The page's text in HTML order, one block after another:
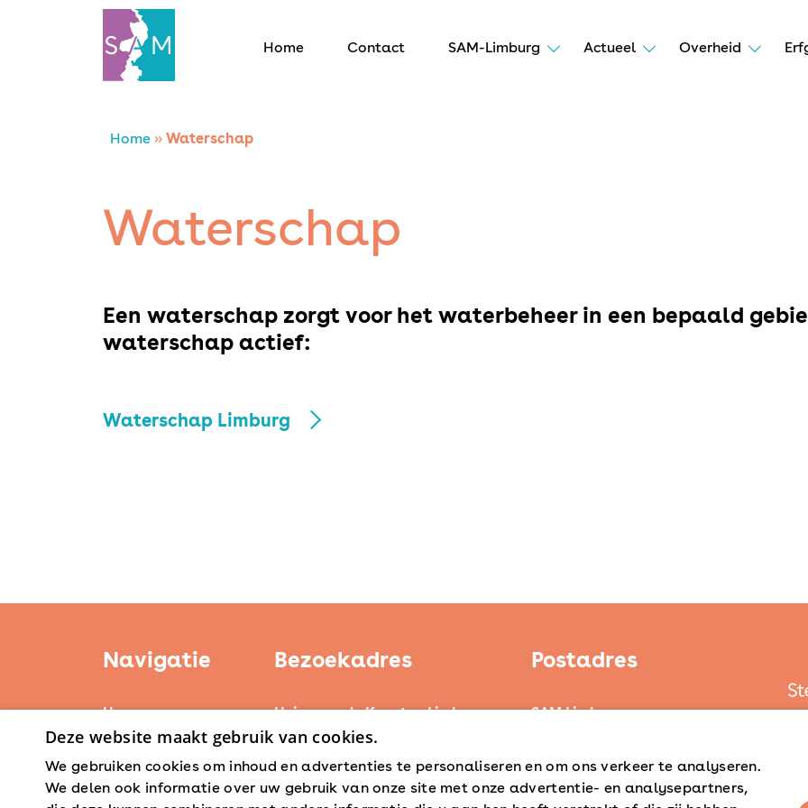
Home Contact SAM-Limburg Actueel Overheid
Home
Contact
SAM Limburg
Actueel
Overheid
Erfgoed
Home » Waterschap
Waterschap
Een waterschap zorgt voor het waterbeheer in een bepaald
waterschap actief:
Waterschap Limburg
Navigatie
Home
Kerntaken
Actueel
Erfgoedbeleid
Bezoekadres
Huis voor de Kunsten Limburg
Weerstand Roermond
6042 GG Roermond
Postadres
SAM Limburg
Deze website maakt gebruik van cookies.
We gebruiken cookies om inhoud en advertenties te personaliseren en om ons verkeer te analyseren.
We delen ook informatie over uw gebruik van onze site met onze advertentie- en analysepartners,